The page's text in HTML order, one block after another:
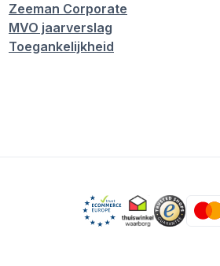
Zeeman Corporate
MVO jaarverslag
Toegankelijkheid